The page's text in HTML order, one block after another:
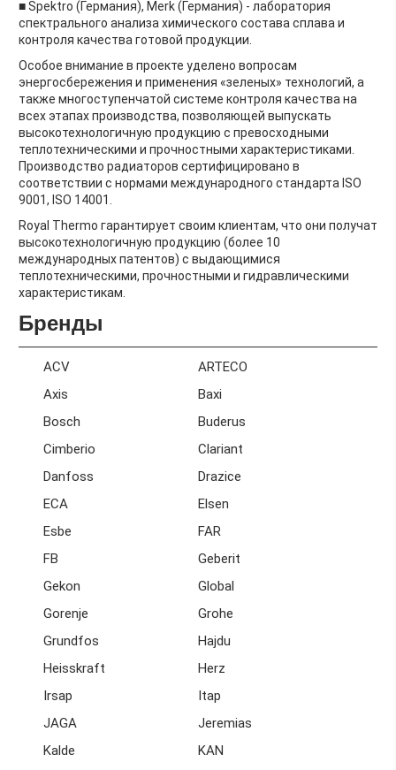
■ Spektro (Германия), Merk (Германия) - лаборатория
спектрального анализа химического состава сплава и
контроля качества готовой продукции.
Особое внимание в проекте уделено вопросам
энергосбережения и применения «зеленых» технологий, а
также многоступенчатой системе контроля качества на
всех этапах производства, позволяющей выпускать
высокотехнологичную продукцию с превосходными
теплотехническими и прочностными характеристиками.
Производство радиаторов сертифицировано в
соответствии с нормами международного стандарта ISO
9001, ISO 14001.
Royal Thermo гарантирует своим клиентам, что они получат
высокотехнологичную продукцию (более 10
международных патентов) с выдающимися
теплотехническими, прочностными и гидравлическими
характеристикам.
Бренды
ACV
ARTECO
Axis
Baxi
Bosch
Buderus
Cimberio
Clariant
Danfoss
Drazice
ECA
Elsen
Esbe
FAR
FB
Geberit
Gekon
Global
Gorenje
Grohe
Grundfos
Hajdu
Heisskraft
Herz
Irsap
Itap
JAGA
Jeremias
Kalde
KAN